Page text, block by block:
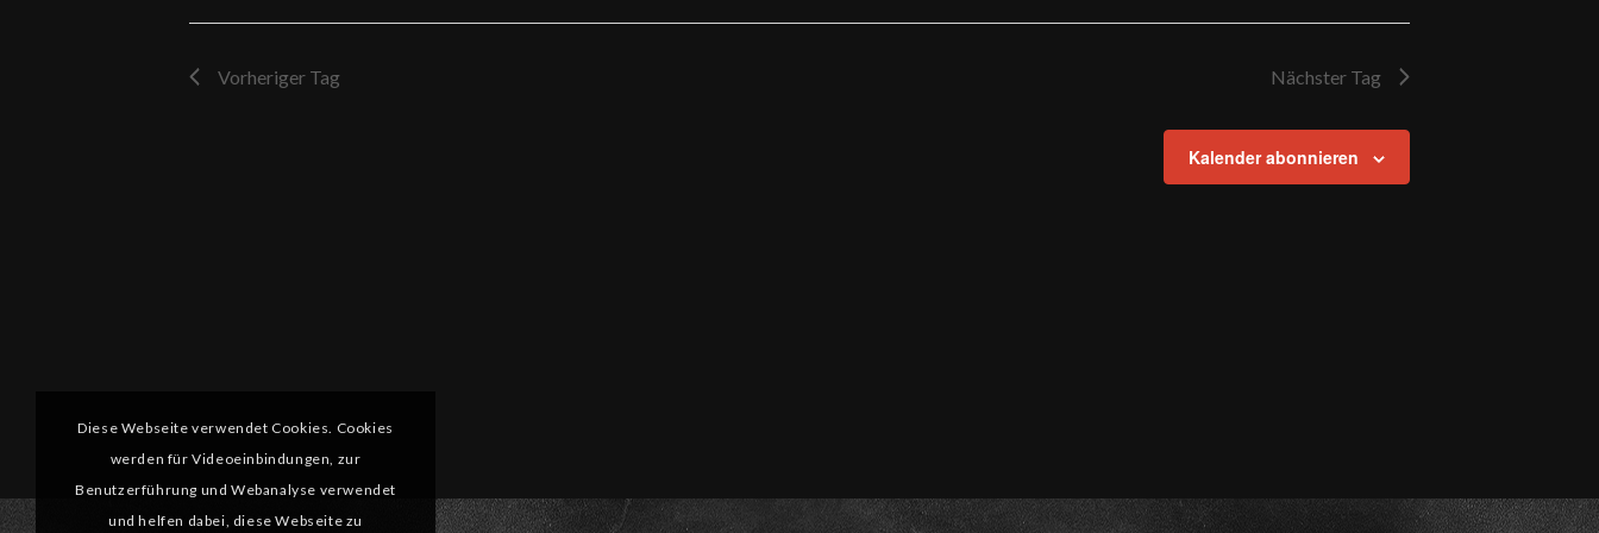
Vorheriger Tag Nächster Tag
Kalender abonnieren
Diese Webseite verwendet Cookies. Cookies
werden für Videoeinbindungen, zur
Benutzerführung und Webanalyse verwendet
und helfen dabei, diese Webseite zu